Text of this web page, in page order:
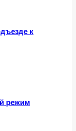
к
режим